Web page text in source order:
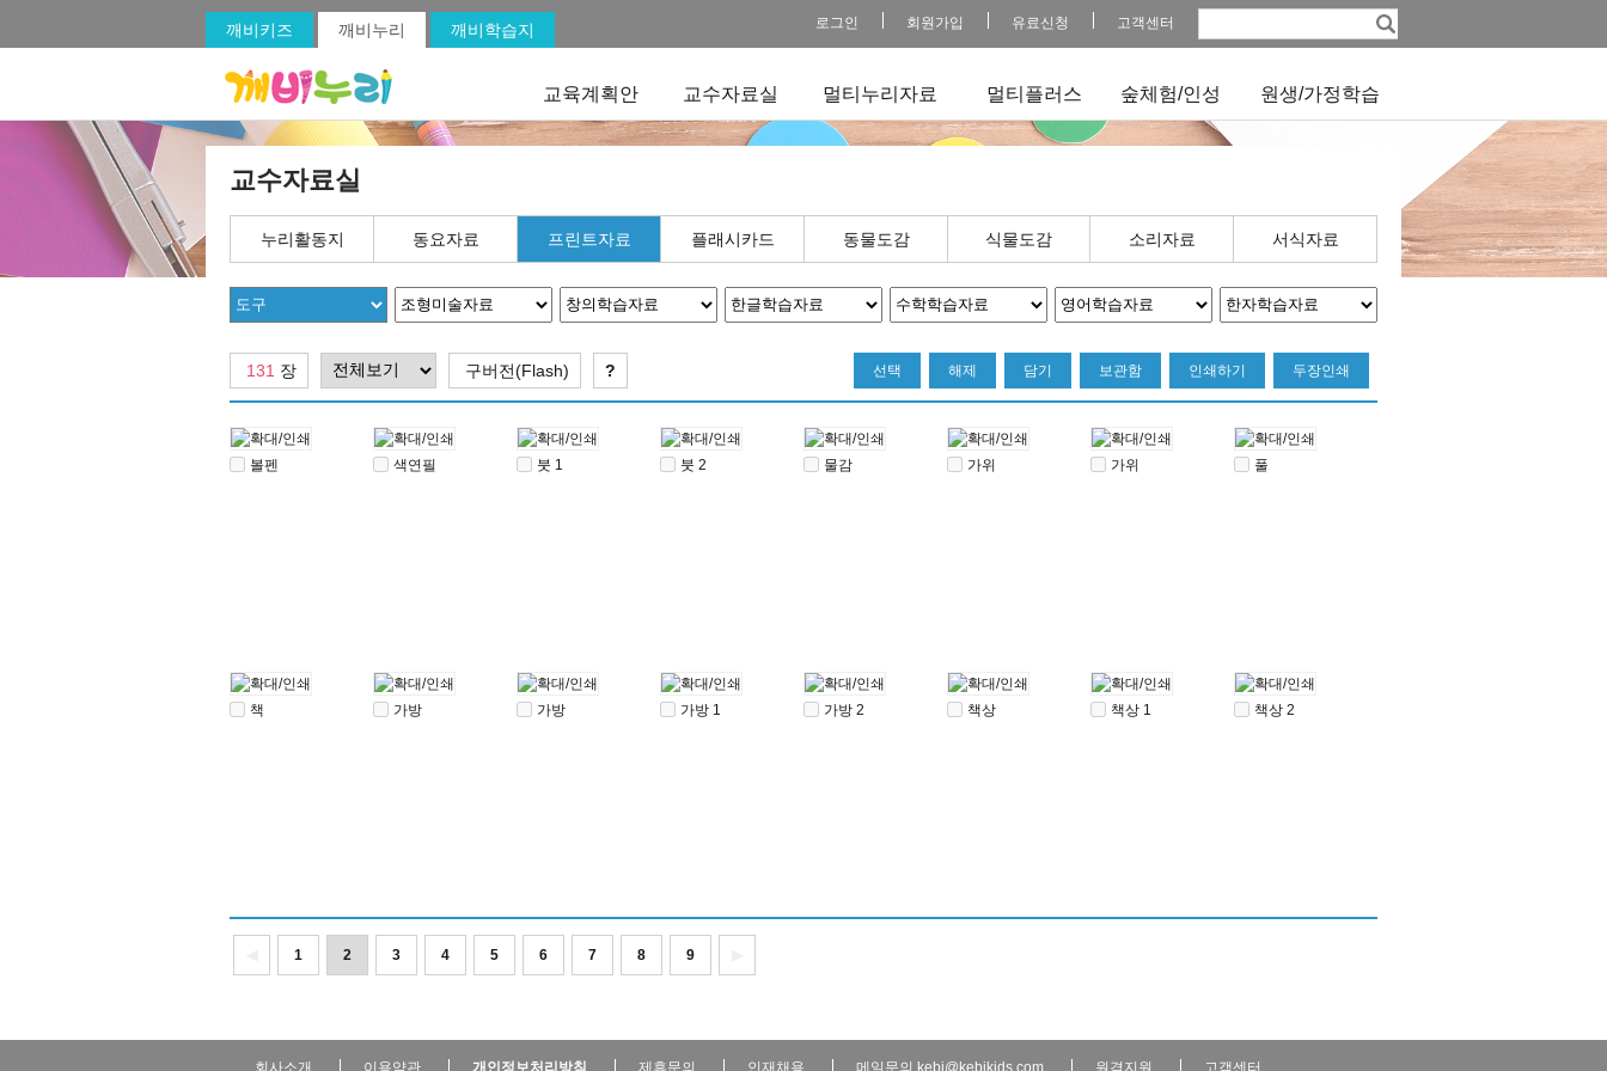
깨비키즈 깨비누리 깨비학습지 로그인 회원가입 유료신청 고객센터
교육계획안 교수자료실 멀티누리자료 멀티플러스 숲체험/인성 원생/가정학습
교수자료실
누리활동지 동요자료 프린트자료 플래시카드 동물도감 식물도감 소리자료 서식자료
131 장 구버전(Flash) ? 두장인쇄
인쇄하기
보관함
담기
해제
선택
볼펜 색연필 붓 1 붓 2 물감 가위 가위 풀
책 가방 가방 가방 1 가방 2 책상 책상 1 책상 2
1 2 3 4 5 6 7 8 9
회사소개 이용약관 개인정보처리방침 제휴문의 인재채용 메일문의 kebi@kebikids.com 원격지원 고객센터